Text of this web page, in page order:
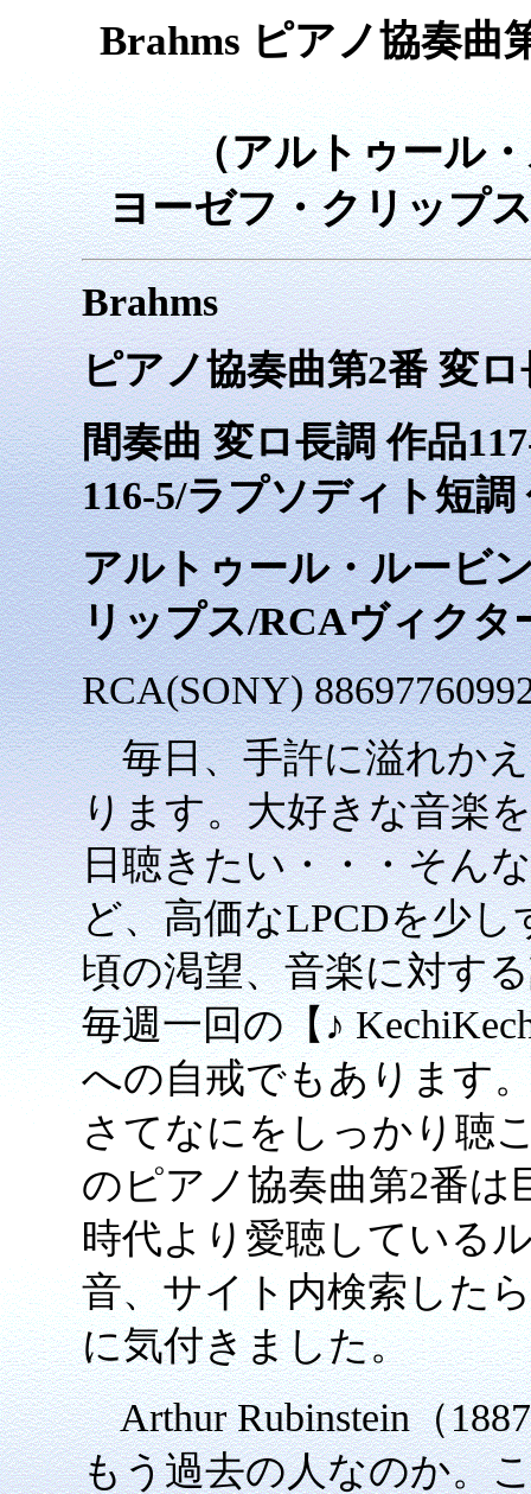
Brahms ピアノ協奏曲
（アルトゥール
ヨーゼフ・クリップ
Brahms
ピアノ協奏曲第2番 変ロ
間奏曲 変ロ長調 作品
116-5/ラプソディト短調
アルトゥール・ルービ
リップス/RCAヴィクタ
RCA(SONY)
毎日、手許に溢れかえ
ります。大好きな音楽
日聴きたい・・・そん
ど、高価なLPCDを少
頃の渇望、音楽に対す
毎週一回の【♪
への自戒でもあります
さてなにをしっかり聴
のピアノ協奏曲第2番は
時代より愛聴している
音、サイト内検索した
に気付きました。
Arthur Rubinstein（
もう過去の人なのか。